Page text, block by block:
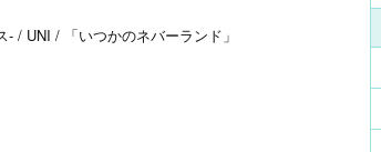
/ UNI / 「いつかのネバーランド」